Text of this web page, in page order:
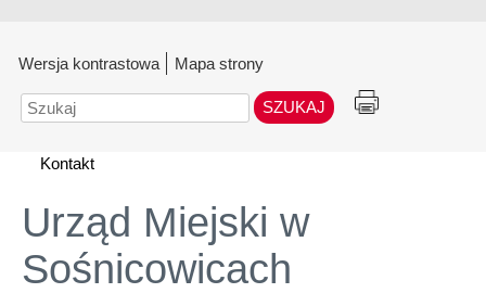
Wersja kontrastowa Mapa strony
Szukaj
Kontakt
Urząd Miejski w
Sośnicowicach